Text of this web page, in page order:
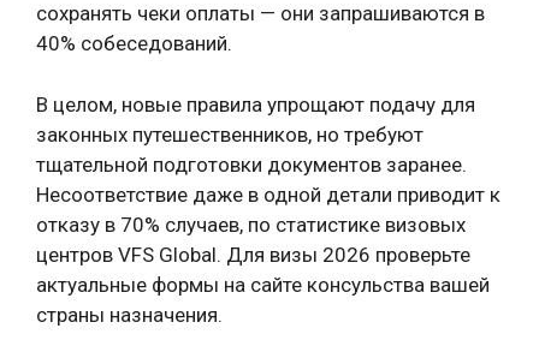
сохранять чеки оплаты — они запрашиваются в
40% собеседований.
В целом, новые правила упрощают подачу для
законных путешественников, но требуют
тщательной подготовки документов заранее.
Несоответствие даже в одной детали приводит к
отказу в 70% случаев, по статистике визовых
центров VFS Global. Для визы 2026 проверьте
актуальные формы на сайте консульства вашей
страны назначения.